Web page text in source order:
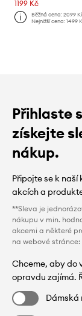
1199 Kč
Běžná cena:2099
Nejnižší cena:1499
Přihlaste
získejte
nákup.
Připojte se k
akcích a
**Sleva je
nákupu v min.
akcemi a některé
na webové stránce:
Chceme, aby do
opravdu zajímá.
Dámská